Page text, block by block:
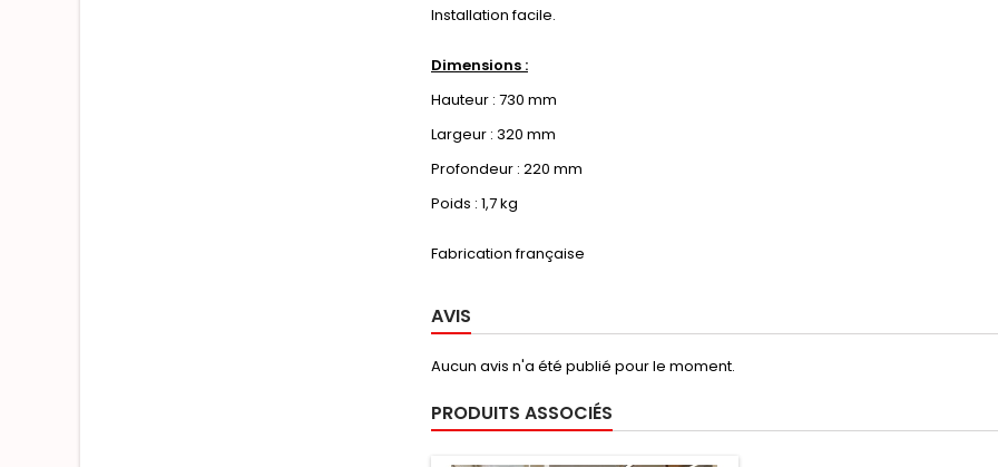
Installation facile.
Dimensions :
Hauteur : 730 mm
Largeur : 320 mm
Profondeur : 220 mm
Poids : 1,7 kg
Fabrication française
AVIS
Aucun avis n'a été publié pour le moment.
PRODUITS ASSOCIÉS